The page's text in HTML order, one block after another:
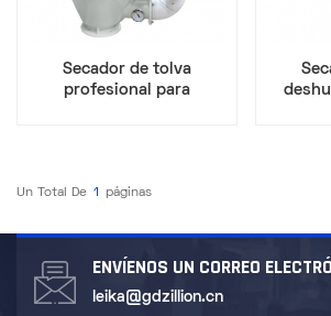
Secador de tolva
profesional para
Un Total De 1 Páginas
ENVÍENOS UN CORREO
leika@gdzillion.cn